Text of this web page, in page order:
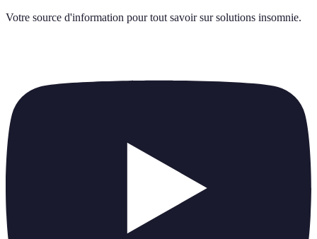
Votre source d'information pour tout savoir sur solutions insomnie.